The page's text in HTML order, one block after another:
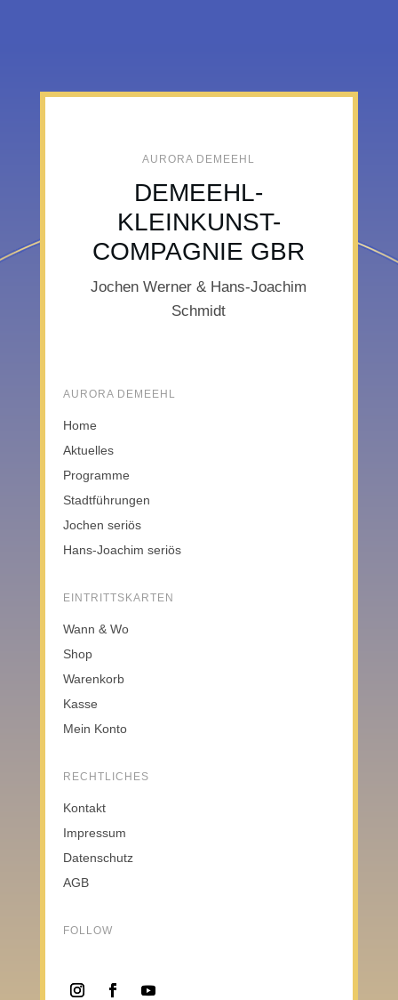
AURORA DEMEEHL
DEMEEHL-
KLEINKUNST-
COMPAGNIE GBR
Jochen Werner & Hans-Joachim
Schmidt
AURORA DEMEEHL
Home
Aktuelles
Programme
Stadtführungen
Jochen seriös
Hans-Joachim seriös
EINTRITTSKARTEN
Wann & Wo
Shop
Warenkorb
Kasse
Mein Konto
RECHTLICHES
Kontakt
Impressum
Datenschutz
AGB
FOLLOW